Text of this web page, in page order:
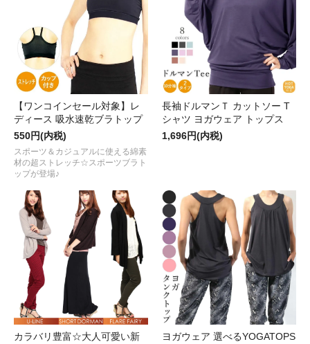
【ワンコインセール対象】レ
ディース 吸水速乾ブラトップ
550円(内税)
スポーツ＆カジュアルに使える綿素
材の超ストレッチ☆スポーツブラト
ップが登場♪
長袖ドルマンＴ カットソー T
シャツ ヨガウェア トップス
1,696円(内税)
カラバリ豊富☆大人可愛い新
ヨガウェア 選べるYOGATOPS